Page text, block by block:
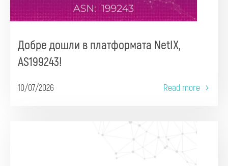
Добре дошли в платформата NetIX,
AS199243!
10/07/2026 Read more